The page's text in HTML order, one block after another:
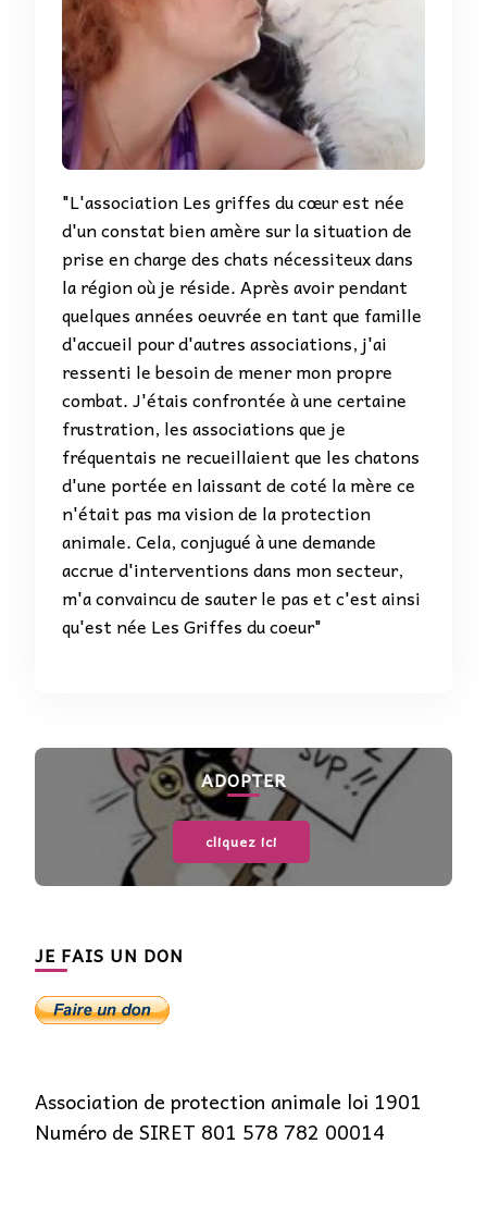
"L'association Les griffes du cœur est née
d'un constat bien amère sur la situation de
prise en charge des chats nécessiteux dans
la région où je réside. Après avoir pendant
quelques années oeuvrée en tant que famille
d'accueil pour d'autres associations, j'ai
ressenti le besoin de mener mon propre
combat. J'étais confrontée à une certaine
frustration, les associations que je
fréquentais ne recueillaient que les chatons
d'une portée en laissant de coté la mère ce
n'était pas ma vision de la protection
animale. Cela, conjugué à une demande
accrue d'interventions dans mon secteur,
m'a convaincu de sauter le pas et c'est ainsi
qu'est née Les Griffes du coeur"
ADOPTER
cliquez ici
JE FAIS UN DON
Association de protection animale loi 1901
Numéro de SIRET 801 578 782 00014